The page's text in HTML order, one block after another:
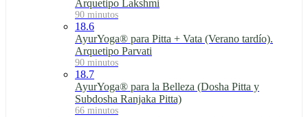
Arquetipo Lakshmi
90 minutos
18.6
AyurYoga® para Pitta + Vata (Verano tardío).
Arquetipo Parvati
90 minutos
18.7
AyurYoga® para la Belleza (Dosha Pitta y
Subdosha Ranjaka Pitta)
66 minutos